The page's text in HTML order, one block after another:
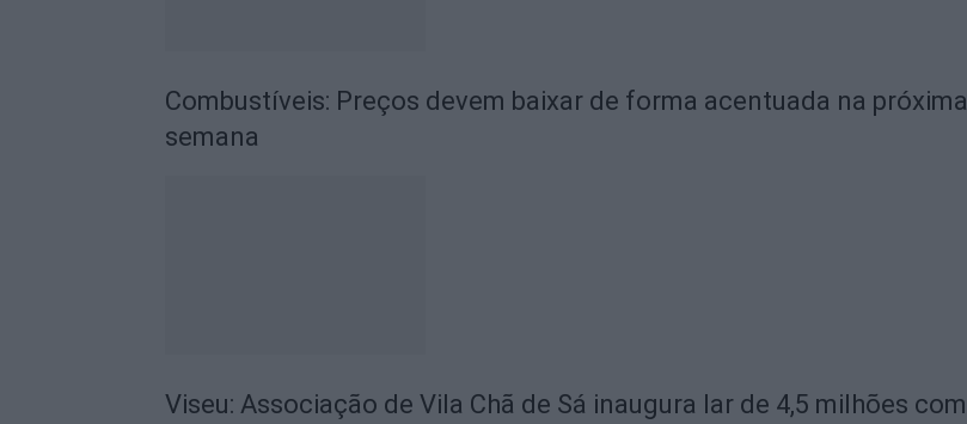
Combustíveis: Preços devem baixar de forma acentuada na próxima
semana
Viseu: Associação de Vila Chã de Sá inaugura lar de 4,5 milhões com